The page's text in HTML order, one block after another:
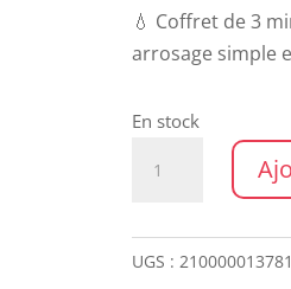
💧 Coffret de 3
arrosage simple
En stock
trio
UGS : 210000013781